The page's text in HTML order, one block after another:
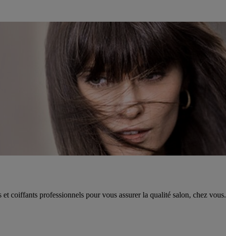
coiffants professionnels pour vous assurer la qualité salon, chez vous.